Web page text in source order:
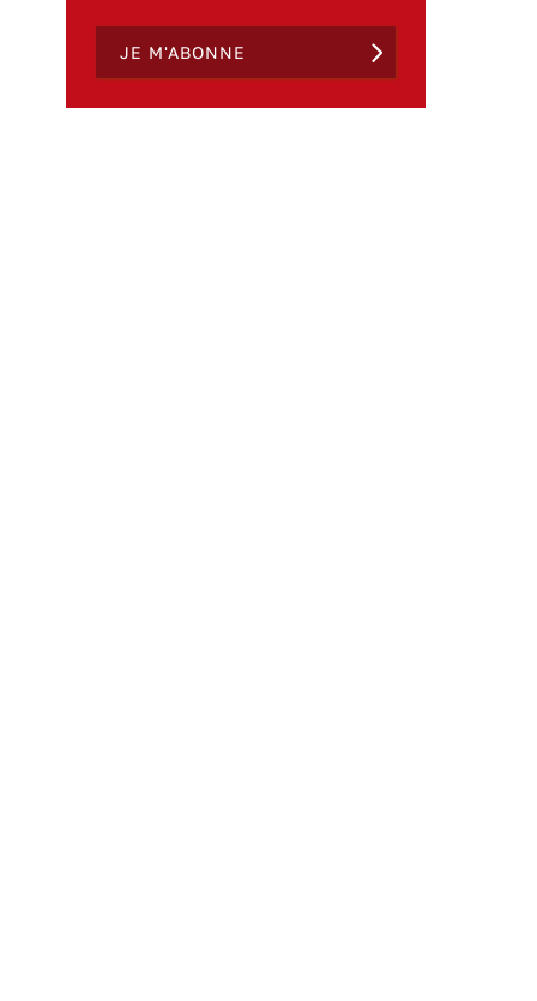
JE M'ABONNE